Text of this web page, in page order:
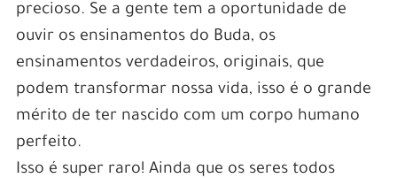
precioso. Se a gente tem a oportunidade de
ouvir os ensinamentos do Buda, os
ensinamentos verdadeiros, originais, que
podem transformar nossa vida, isso é o grande
mérito de ter nascido com um corpo humano
perfeito.
Isso é super raro! Ainda que os seres todos